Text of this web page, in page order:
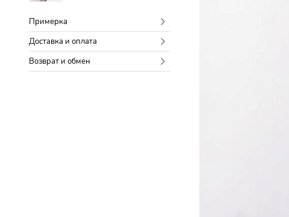
Примерка
Доставка и оплата
Возврат и обмен